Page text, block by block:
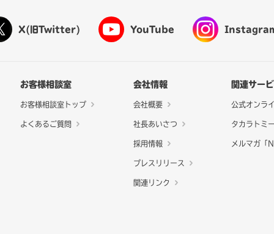
X(旧Twitter) YouTube
お客様相談室
お客様相談室トップ
よくあるご質問
会社情報
会社概要
社長あいさつ
採用情報
プレスリリース
関連リンク
関連サー
公式オンラ
タカラトミ
メルマガ「